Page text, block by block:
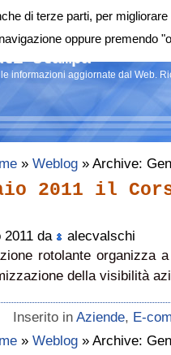
stampa
informazioni aggiornate dal Web.
» Weblog » Archive:
2011 il
2011 da
alecvalschi
rotolante organizza
della visibilità
Inserito in Aziende, E-
» Weblog » Archive:
di terze parti, per
oppure premendo